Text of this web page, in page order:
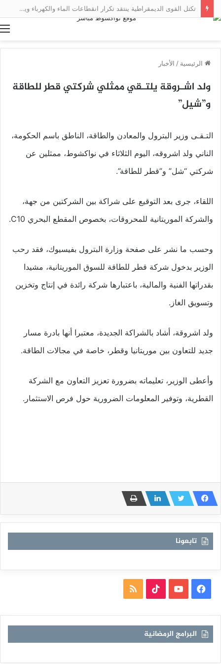
تكتل القوى الديمقراطية ينتقد تكرار انقطاعات الماء والكهرباء ويطالب بمحاسبة المسؤولين
الرئيسية / الأخبار
ولد اشـروقة يلتـقي ممثلي شركتي قطر للطاقة
و”شيل”
التـقـى وزير البترول والمعادن والطاقة، الناطق باسم الحكومة،
الناني ولد اشروقه، اليوم الثلاثاء في نواكشوط، ممثلين عن
شركتي “شل” و”قطر للطاقة”.
اللقاء، جرى بعد التوقيع على شراكة بين الشركتين من جهة،
والشركة الموريتانية للمحروقات، بخصوص المقطع البحري C10.
وحسب ما نشر على صفحة وزارة البترول بفيسيوك، فقد رحب
الوزير بدخول شركة قطر للطاقة للسوق الموريتانية، مشيدا
بقدراتها الفنية والمالية، باعتبارها شركة رائدة في إنتاج وتخزين
وتسويق الغاز.
ولد اشروقة، أشاد بالشراكة الجديدة، معتبرا أنها بادرة مسار
جديد للتعاون بين موريتانيا وقطر، خاصة في مجالات الطاقة.
وأعطى الوزير، تعليماته بضرورة تعزيز التعاون مع الشركة
القطرية، وتوفير المعلومات الضرورية حول فرص الاستثمار.
تابعونا
فيسبوكيوتيوب TikTokملخص
RSS
البرامج الرمضانية